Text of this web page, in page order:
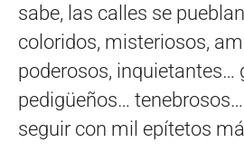
sabe, las calles se
coloridos, misteriosos,
poderosos, inquietantes…
pedigüeños…
seguir con mil epítetos